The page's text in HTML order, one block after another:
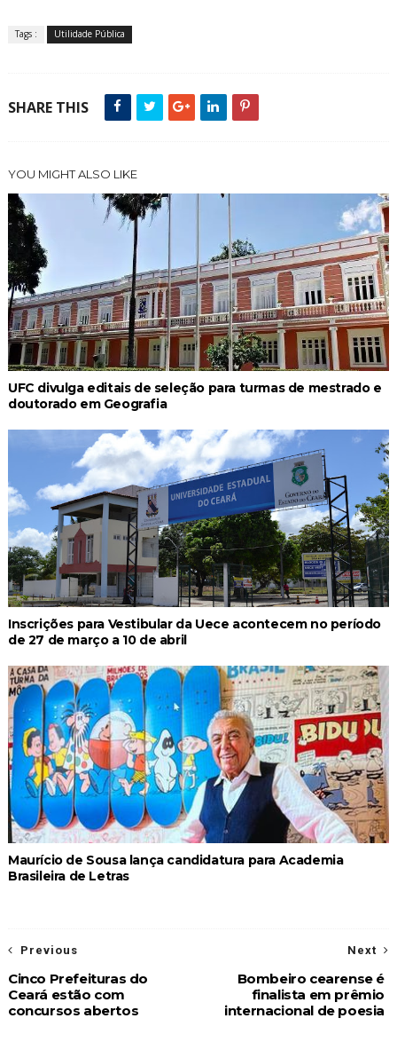
Tags : Utilidade Pública
SHARE THIS
YOU MIGHT ALSO LIKE
UFC divulga editais de seleção para turmas de mestrado e
doutorado em Geografia
Inscrições para Vestibular da Uece acontecem no período
de 27 de março a 10 de abril
Maurício de Sousa lança candidatura para Academia
Brasileira de Letras
Next
Bombeiro cearense é
finalista em prêmio
internacional de poesia
Previous
Cinco Prefeituras do
Ceará estão com
concursos abertos